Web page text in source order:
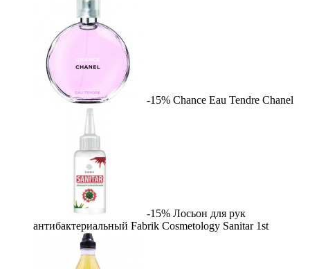
-15% Chance Eau Tendre Chanel
-15% Лосьон для рук
антибактериальный Fabrik Cosmetology Sanitar 1st